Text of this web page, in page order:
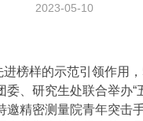
2023-05-10
榜样的示范引领作用，
委、研究生处联合举办“
邀精密测量院青年突击